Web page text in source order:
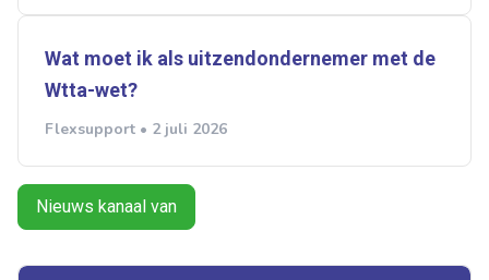
Wat moet ik als uitzendondernemer met de
Wtta-wet?
Flexsupport • 2 juli 2026
Nieuws kanaal van